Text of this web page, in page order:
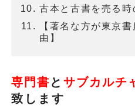
古本と古書を売る時
【著名な方が東京
由】
専門書 とサブカルチ
致します